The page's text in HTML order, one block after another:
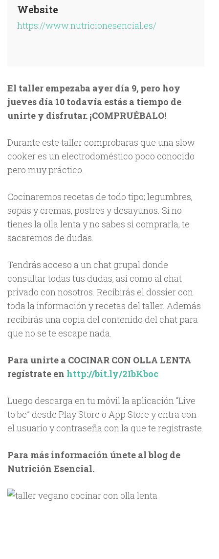
Website
https://www.nutricionesencial.es/
El taller empezaba ayer día 9, pero hoy
jueves día 10 todavía estás a tiempo de
unirte y disfrutar. ¡COMPRUÉBALO!
Durante este taller comprobaras que una slow
cooker es un electrodoméstico poco conocido
pero muy práctico.
Cocinaremos recetas de todo tipo; legumbres,
sopas y cremas, postres y desayunos. Si no
tienes la olla lenta y no sabes si comprarla, te
sacaremos de dudas.
Tendrás acceso a un chat grupal donde
consultar todas tus dudas, así como al chat
privado con nosotros. Recibirás el dossier con
toda la información y recetas del taller. Además
recibirás una copia del contenido del chat para
que no se te escape nada.
Para unirte a COCINAR CON OLLA LENTA
regístrate en http://bit.ly/2IbKboc
Luego descarga en tu móvil la aplicación “Live
to be” desde Play Store o App Store y entra con
el usuario y contraseña con la que te registraste.
Para más información únete al blog de
Nutrición Esencial.